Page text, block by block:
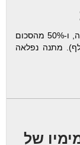
רכשו את בית מזוזה הזה מקולקציית תכשיטי מוריה, ו-50% מהסכום
מתנה נפלאה
של